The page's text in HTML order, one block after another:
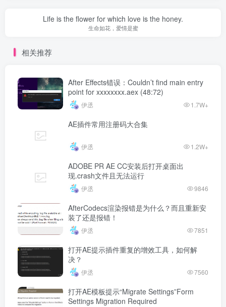
Life is the flower for which love is the honey.
生命如花，爱情是蜜
相关推荐
After Effects错误：Couldn’t find main entry
point for xxxxxxxx.aex (48:72)
伊丞 1.7W+
AE插件常用注册码大合集
伊丞 1.2W+
ADOBE PR AE CC安装后打开桌面出
现.crash文件且无法运行
伊丞 9846
AfterCodecs渲染报错是为什么？而且重新安
装了还是报错！
伊丞 7851
打开AE提示插件重复的增效工具，如何解
决？
伊丞 7560
打开AE模板提示“Migrate Settings”Form
Settings Migration Required